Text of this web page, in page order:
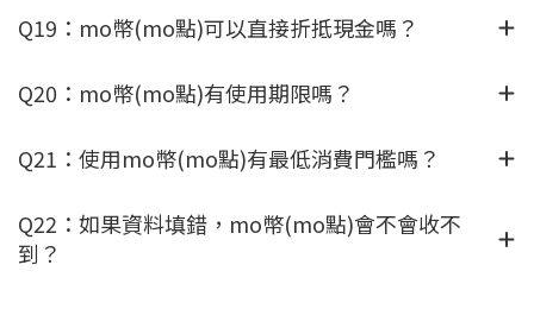
Q19：mo幣(mo點)可以直接折抵現金嗎？
Q20：mo幣(mo點)有使用期限嗎？
Q21：使用mo幣(mo點)有最低消費門檻嗎？
Q22：如果資料填錯，mo幣(mo點)會不會收不
到？